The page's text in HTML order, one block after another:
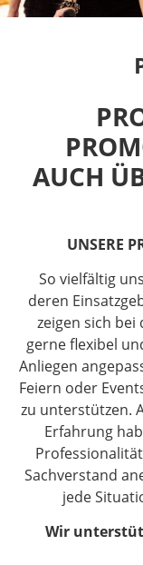
AUCH
UNSERE
So vielfältig
deren
zeigen sich bei
gerne flexibel
Anliegen
Feiern oder
zu unterstützen.
Erfahrung
Sachverstand
jede
Wir